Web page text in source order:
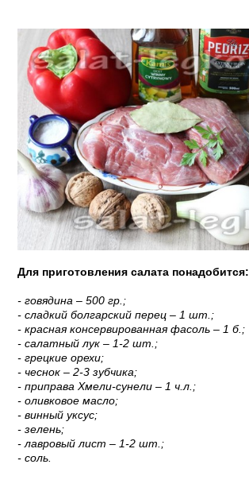
Для приготовления салата понадобится:
- говядина – 500 гр.;
- сладкий болгарский перец – 1 шт.;
- красная консервированная фасоль – 1 б.;
- салатный лук – 1-2 шт.;
- грецкие орехи;
- чеснок – 2-3 зубчика;
- приправа Хмели-сунели – 1 ч.л.;
- оливковое масло;
- винный уксус;
- зелень;
- лавровый лист – 1-2 шт.;
- соль.